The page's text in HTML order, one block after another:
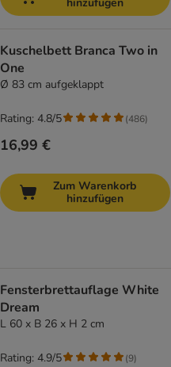
Kuschelbett Branca Two in
One
Ø 83 cm aufgeklappt
16,99 €
Rating: 4.8/5 (486)
Zum Warenkorb
hinzufügen
Fensterbrettauflage White
Dream
L 60 x B 26 x H 2 cm
Rating: 4.9/5 (9)